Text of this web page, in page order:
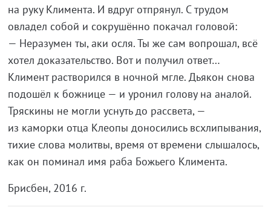
на руку Климента. И вдруг отпрянул. С трудом
овладел собой и сокрушённо покачал головой:
— Неразумен ты, аки осля. Ты же сам вопрошал, всё
хотел доказательство. Вот и получил ответ…
Климент растворился в ночной мгле. Дьякон снова
подошёл к божнице — и уронил голову на аналой.
Тряскины не могли уснуть до рассвета, —
из каморки отца Клеопы доносились всхлипывания,
тихие слова молитвы, время от времени слышалось,
как он поминал имя раба Божьего Климента.
Брисбен, 2016 г.